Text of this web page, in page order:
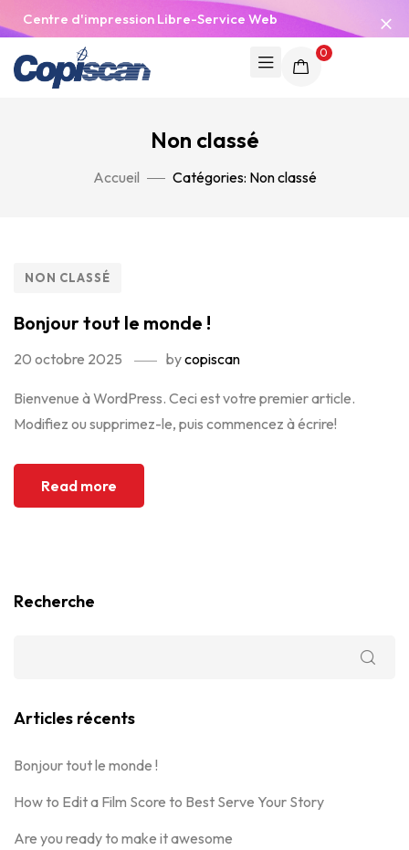
Centre d'impression Libre-Service Web
0
Non classé
Accueil Catégories: Non classé
NON CLASSÉ
Bonjour tout le monde !
20 octobre 2025 bycopiscan
Bienvenue à WordPress. Ceci est votre premier article.
Modifiez ou supprimez-le, puis commencez à écrire!
Read more
Recherche
Articles récents
Bonjour tout le monde !
How to Edit a Film Score to Best Serve Your Story
Are you ready to make it awesome